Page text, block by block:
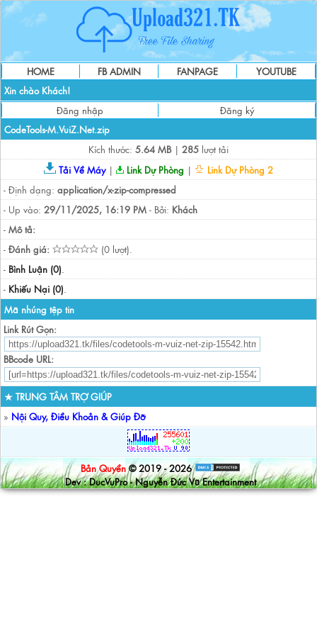
HOME FB ADMIN FANPAGE
YOUTUBE
Xin chào Khách!
Đăng nhập
Đăng ký
CodeTools-M.VuiZ.Net.zip
Kích thước: 5.64 MB| 285 lượt tải
Tải Về Máy| Link Dự Phòng |
Link Dự Phòng 2
- Định dạng: application/x-zip-compressed
- Up vào: 29/11/2025, 16:19 PM - Bởi: Khách
- Mô tả:
- Đánh giá:
(0 lượt).
- Bình Luận (0).
- Khiếu Nại (0).
Mã nhúng tệp tin
Link Rút Gọn:
BBcode URL:
★ TRUNG TÂM TRỢ GIÚP
» Nội Quy, Điều Khoản & Giúp Đỡ
Bản Quyền © 2019 - 2026
Dev : DucVuPro - Nguyễn Đức Vũ Entertainment